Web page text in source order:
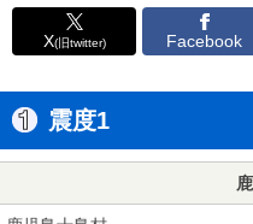
X(旧twitter) Facebook
震度1